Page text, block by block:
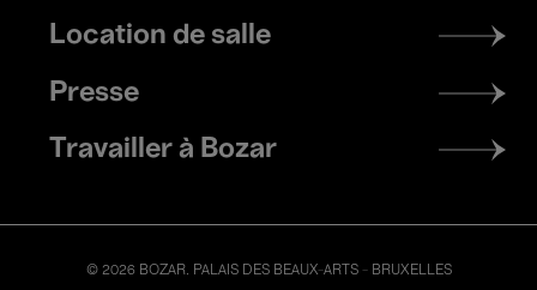
Location de salle
Presse
Travailler à Bozar
© 2026 BOZAR. PALAIS DES BEAUX-ARTS - BRUXELLES